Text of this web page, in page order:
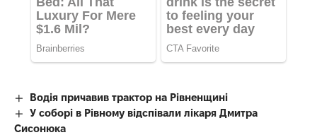
Водія причавив трактор на Рівненщині
У соборі в Рівному відспівали лікаря Дмитра
Сисонюка